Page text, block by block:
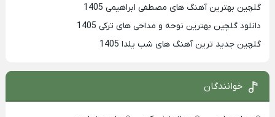
گلچین بهترین آهنگ های مصطفی ابراهیمی 1405
دانلود گلچین بهترین نوحه و مداحی های ترکی 1405
گلچین جدید ترین آهنگ های شب یلدا 1405
خوانندگان